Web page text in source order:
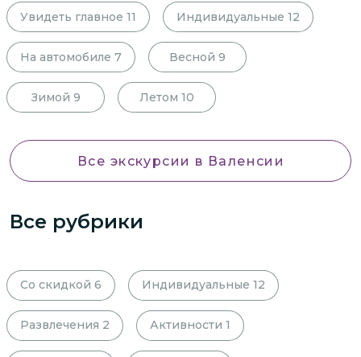
Увидеть главное 11 Индивидуальные 12
На автомобиле 7 Весной 9
Зимой 9 Летом 10
Все экскурсии в Валенсии
Все рубрики
Со скидкой 6 Индивидуальные 12
Развлечения 2 Активности 1